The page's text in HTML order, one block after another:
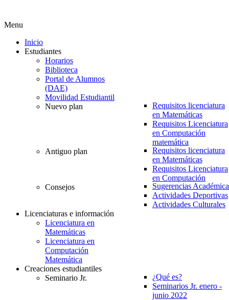
Menu
Inicio
Estudiantes
Horarios
Biblioteca
Portal de Alumnos
(DAE)
Movilidad Estudiantil
Nuevo plan
Requisitos licenciatura
en Matemáticas
Requisitos Licenciatura
en Computación
matemática
Antiguo plan
Requisitos licenciatura
en Matemáticas
Requisitos Licenciatura
en Computación
Consejos
Sugerencias
Actividades Deportivas
Actividades Culturales
Licenciaturas e información
Licenciatura en
Matemáticas
Licenciatura en
Computación
Matemática
Creaciones estudiantiles
Seminario Jr.
¿Qué es?
Seminarios Jr. enero -
junio 2022